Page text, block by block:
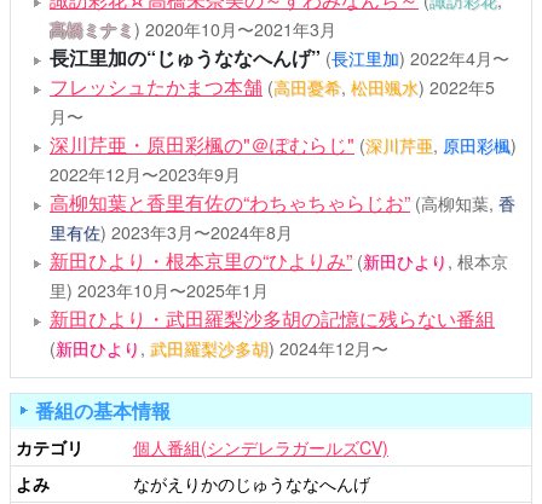
髙橋ミナミ) 2020年10月〜2021年3月
長江里加の“じゅうななへんげ” (長江里加) 2022年4月〜
フレッシュたかまつ本舗 (高田憂希, 松田颯水) 2022年5
月〜
深川芹亜・原田彩楓の"＠ぽむらじ" (深川芹亜, 原田彩楓)
2022年12月〜2023年9月
高柳知葉と香里有佐の“わちゃちゃらじお” (高柳知葉, 香
里有佐) 2023年3月〜2024年8月
新田ひより・根本京里の“ひよりみ” (新田ひより , 根本京
里) 2023年10月〜2025年1月
新田ひより・武田羅梨沙多胡の記憶に残らない番組
(新田ひより , 武田羅梨沙多胡) 2024年12月〜
番組の基本情報
カテゴリ
個人番組(シンデレラガールズCV)
よみ
ながえりかのじゅうななへんげ